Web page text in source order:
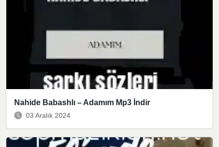
Nahide Babashlı – Adamım Mp3 İndir
03 Aralık 2024